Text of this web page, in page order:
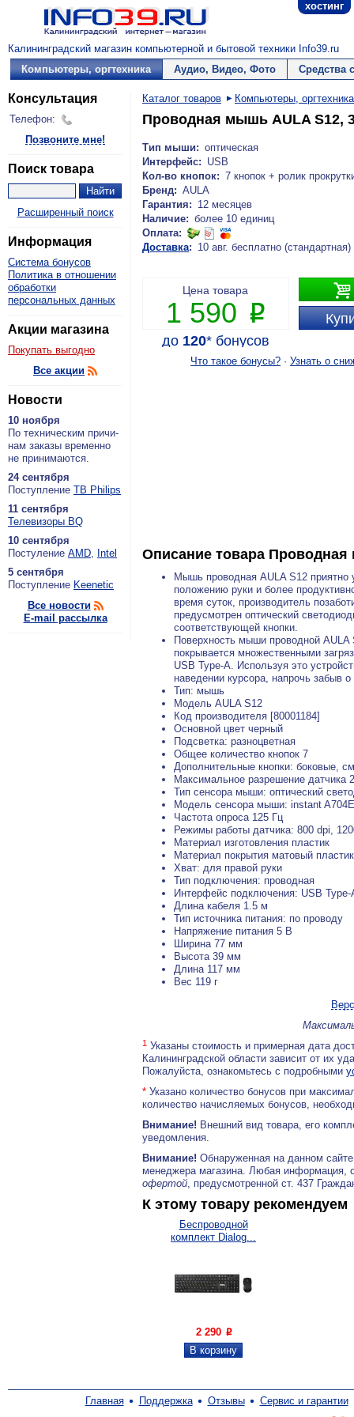
хостинг
Калининградский магазин компьютерной и бытовой техники Info39.ru
Компьютеры, оргтехника
Аудио, Видео, Фото Средства
Консультация
Телефон:
Позвоните мне!
Поиск товара
Расширенный поиск
Информация
Система бонусов
Политика в отношении
обработки
персональных данных
Акции магазина
Покупать выгодно
Все акции
Новости
10 ноября
По тех­ни­че­ским при­чи­
нам за­ка­зы вре­мен­но
не при­ни­ма­ют­ся.
24 сентября
По­ступ­ле­ние ТВ Philips
11 сентября
Теле­ви­зо­ры BQ
10 сентября
По­сту­ле­ние AMD, Intel
5 сентября
По­ступ­ле­ние Keenetic
Все новости
E-mail рассылка
Каталог товаров Компьютеры, оргтехника
Проводная мышь AULA S12,
Тип мыши: оптическая
Интерфейс: USB
Кол-во кнопок: 7 кнопок + ролик
Бренд: AULA
Гарантия: 12 месяцев
Наличие: более 10 единиц
Оплата:
Доставка: 10 авг. бесплатно (стандартная)

Цена товара
1 590 P
до 120*бонусов
Что такое бонусы? · Узнать о
Описание товара Проводная
Мышь проводная AULA S12 приятно
положению руки и более
время суток, производитель
предусмотрен оптический
соответствующей кнопки.
Поверхность мыши проводной AULA
покрывается множественными
USB Type-A. Используя это
наведении курсора, напрочь забыв
Тип: мышь
Модель AULA S12
Код производителя [80001184]
Основной цвет черный
Подсветка: разноцветная
Общее количество кнопок 7
Дополнительные кнопки: боковые,
Максимальное разрешение датчика
Тип сенсора мыши: оптический
Модель сенсора мыши: instant A704E
Частота опроса 125 Гц
Режимы работы датчика: 800 dpi,
Материал изготовления пластик
Материал покрытия матовый пластик
Хват: для правой руки
Тип подключения: проводная
Интерфейс подключения: USB Type-
Длина кабеля 1.5 м
Тип источника питания: по проводу
Напряжение питания 5 В
Ширина 77 мм
Высота 39 мм
Длина 117 мм
Вес 119 г
1 Указаны стоимость и примерная дата
Калининградской области зависит от их
Пожалуйста, ознакомьтесь с подробными
* Указано количество бонусов при
количество начисляемых бонусов,
Внимание! Внешний вид товара, его
уведомления.
Внимание! Обнаруженная на данном
менеджера магазина. Любая информация,
офертой, предусмотренной ст. 437
К этому товару рекомендуем
Беспроводной
комплект Dialog...
2 290 P
Главная Поддержка Отзывы Сервис и гарантии